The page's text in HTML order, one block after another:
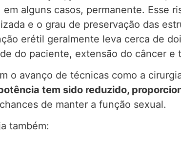
em alguns casos, permanente. Esse
e o grau de preservação das
erétil geralmente leva cerca de
do paciente, extensão do câncer e
o avanço de técnicas como a
tem sido reduzido,
de manter a função sexual.
também: